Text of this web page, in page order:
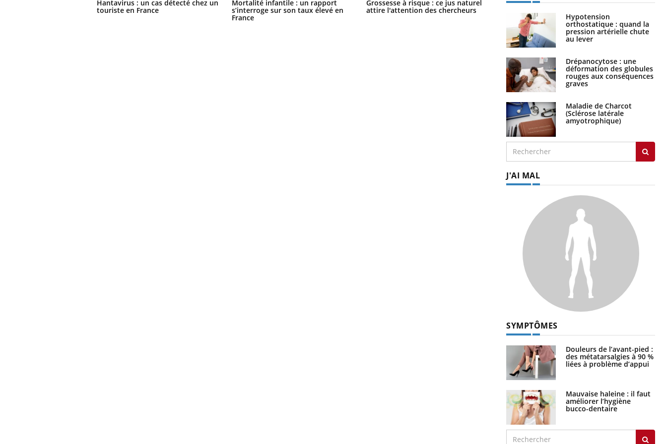
Hantavirus : un cas détecté chez un
touriste en France
Mortalité infantile : un rapport
s’interroge sur son taux élevé en
France
Grossesse à risque : ce jus naturel
attire l'attention des chercheurs
Hypotension
orthostatique : quand la
pression artérielle chute
au lever
Drépanocytose : une
déformation des globules
rouges aux conséquences
graves
Maladie de Charcot
(Sclérose latérale
amyotrophique)
J'AI MAL
SYMPTÔMES
Douleurs de l’avant-pied :
des métatarsalgies à 90 %
liées à problème d’appui
Mauvaise haleine : il faut
améliorer l’hygiène
bucco-dentaire